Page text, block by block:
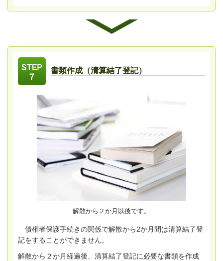
書類作成（清算結了登記）
解散から２か月以後です。
債権者保護手続きの関係で解散から2か月間は清算結了登
記をすることができません。
解散から２か月経過後、清算結了登記に必要な書類を作成